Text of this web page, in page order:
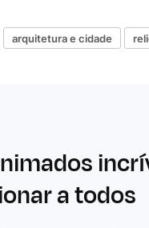
arquitetura e cidade
a todos